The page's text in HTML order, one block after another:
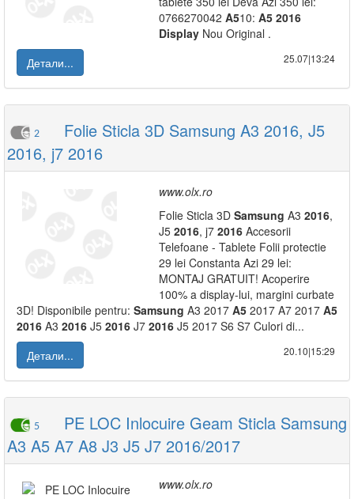
0766270042 A510: A5 2016
Display Nou Original .
Детали...
25.07|13:24
2
Folie Sticla 3D Samsung A3 2016, J5
2016, j7 2016
www.olx.ro
Folie Sticla 3D Samsung A3 2016,
J5 2016, j7 2016 Accesorii
Telefoane - Tablete Folii protectie
29 lei Constanta Azi 29 lei:
MONTAJ GRATUIT! Acoperire
100% a display-lui, margini curbate
3D! Disponibile pentru: Samsung A3 2017 A5 2017 A7 2017 A5
2016 A3 2016 J5 2016 J7 2016 J5 2017 S6 S7 Culori di...
Детали...
20.10|15:29
5
PE LOC Inlocuire Geam Sticla Samsung
A3 A5 A7 A8 J3 J5 J7 2016/2017
www.olx.ro